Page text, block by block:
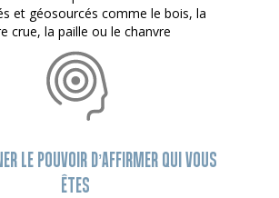
et géosourcés comme le bois, la
crue, la paille ou le chanvre
LE POUVOIR D’AFFIRMER QUI VOUS
ÊTES